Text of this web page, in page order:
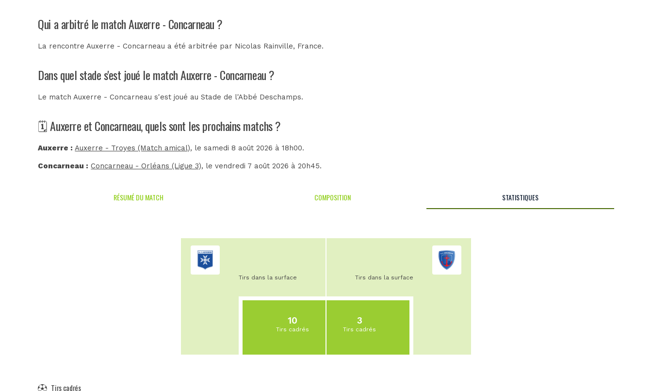
Qui a arbitré le match Auxerre - Concarneau ?
La rencontre Auxerre - Concarneau a été arbitrée par Nicolas Rainville, France.
Dans quel stade s'est joué le match Auxerre - Concarneau ?
Le match Auxerre - Concarneau s'est joué auStade de l'Abbé Deschamps.
🗓️ Auxerre et Concarneau, quels sont les prochains matchs ?
Auxerre : Auxerre - Troyes (Match amical), le samedi 8 août 2026 à 18h00.
Concarneau : Concarneau - Orléans (Ligue 3), le vendredi 7 août 2026 à 20h45.
RÉSUMÉ DU MATCH COMPOSITION STATISTIQUES
Tirs dans la surface
10
Tirs cadrés
Tirs dans la surface
3
Tirs cadrés
Tirs cadrés